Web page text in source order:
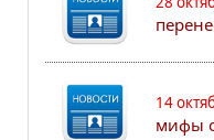
14
мифы